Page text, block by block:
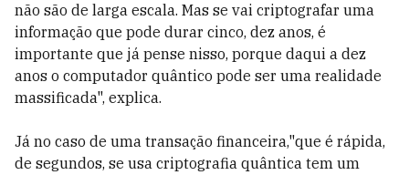
não são de larga escala. Mas se vai criptografar uma
informação que pode durar cinco, dez anos, é
importante que já pense nisso, porque daqui a dez
anos o computador quântico pode ser uma realidade
massificada", explica.
Já no caso de uma transação financeira,"que é rápida,
de segundos, se usa criptografia quântica tem um